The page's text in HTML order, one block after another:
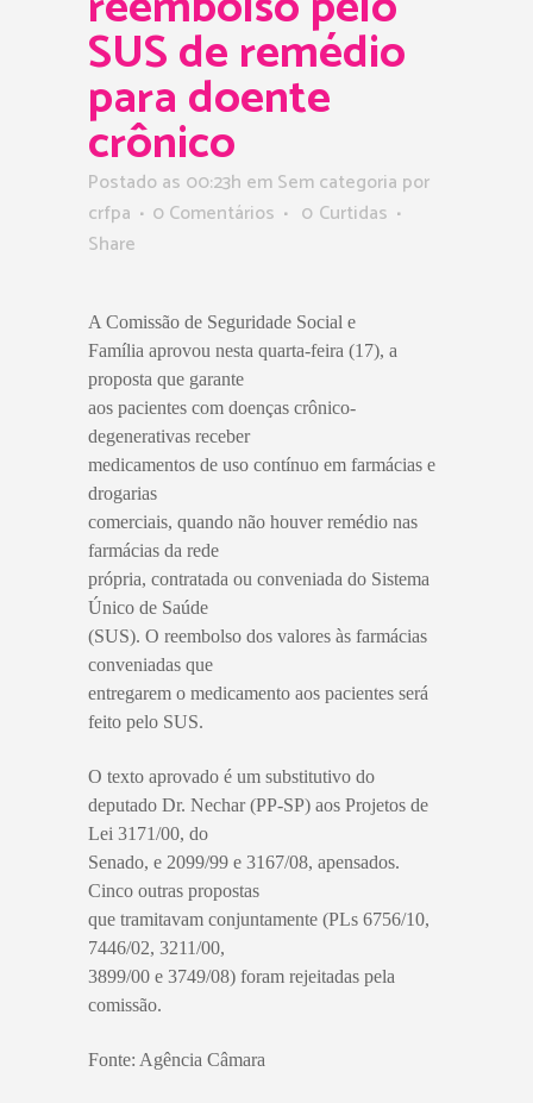
SUS de remédio
para doente
crônico
Postado as 00:23h em Sem categoria por
crfpa
0 Comentários 0 Curtidas
Share
A Comissão de Seguridade Social e
Família aprovou nesta quarta-feira (17), a
proposta que garante
aos pacientes com doenças crônico-
degenerativas receber
medicamentos de uso contínuo em farmácias e
drogarias
comerciais, quando não houver remédio nas
farmácias da rede
própria, contratada ou conveniada do Sistema
Único de Saúde
(SUS). O reembolso dos valores às farmácias
conveniadas que
entregarem o medicamento aos pacientes será
feito pelo SUS.
O texto aprovado é um substitutivo do
deputado Dr. Nechar (PP-SP) aos Projetos de
Lei 3171/00, do
Senado, e 2099/99 e 3167/08, apensados.
Cinco outras propostas
que tramitavam conjuntamente (PLs 6756/10,
7446/02, 3211/00,
3899/00 e 3749/08) foram rejeitadas pela
comissão.
Fonte: Agência Câmara